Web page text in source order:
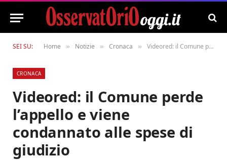
SEI SU: Home » Notizie » Cronaca » Videored: il Comune perde l’appello e viene condannato alle spese di giudizio
CRONACA
Videored: il Comune perde
l’appello e viene
condannato alle spese di
giudizio